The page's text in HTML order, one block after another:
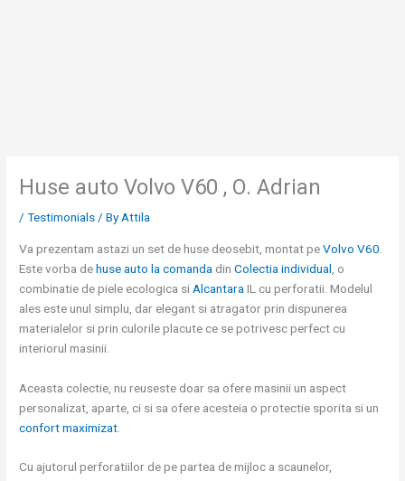
Huse auto Volvo V60 , O. Adrian
/Testimonials / ByAttila
Va prezentam astazi un set de huse deosebit, montat peVolvo V60
Este vorba dehuse auto la comanda dinColectia individual , o
combinatie de piele ecologica si Alcantara IL cu perforatii. Modelul
ales este unul simplu, dar elegant si atragator prin dispunerea
materialelor si prin culorile placute ce se potrivesc perfect cu
interiorul masinii.
Aceasta colectie, nu reuseste doar sa ofere masinii un aspect
personalizat, aparte, ci si sa ofere acesteia o protectie sporita si un
confort maximizat
Cu ajutorul perforatiilor de pe partea de mijloc a scaunelor,